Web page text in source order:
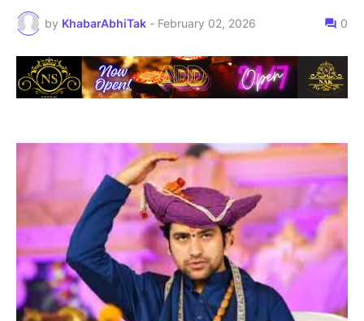
by KhabarAbhiTak - February 02, 2026 0